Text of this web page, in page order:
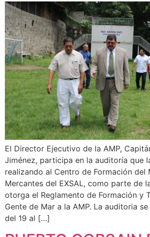
El Director Ejecutivo de la AMP,
Jiménez, participa en la auditoría que
realizando al Centro de Formación del
Mercantes del EXSAL, como parte de
otorga el Reglamento de Formación y
Gente de Mar a la AMP. La auditoria
del 19 al […]